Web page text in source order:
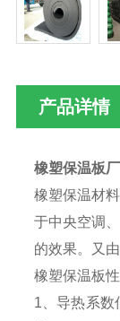
产品详情
橡塑保温板
橡塑保温材
于中央空调
的效果。又
橡塑保温板
1、导热系